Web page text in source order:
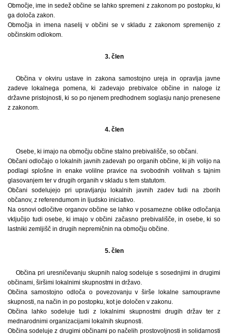
Območje, ime in sedež občine se lahko spremeni z zakonom po postopku, ki
ga določa zakon.
Območja in imena naselij v občini se v skladu z zakonom spremenijo z
občinskim odlokom.
3. člen
Občina v okviru ustave in zakona samostojno ureja in opravlja javne
zadeve lokalnega pomena, ki zadevajo prebivalce občine in naloge iz
državne pristojnosti, ki so po njenem predhodnem soglasju nanjo prenesene
z zakonom.
4. člen
Osebe, ki imajo na območju občine stalno prebivališče, so občani.
Občani odločajo o lokalnih javnih zadevah po organih občine, ki jih volijo na
podlagi splošne in enake volilne pravice na svobodnih volitvah s tajnim
glasovanjem ter v drugih organih v skladu s tem statutom.
Občani sodelujejo pri upravljanju lokalnih javnih zadev tudi na zborih
občanov, z referendumom in ljudsko iniciativo.
Na osnovi odločitve organov občine se lahko v posamezne oblike odločanja
vključijo tudi osebe, ki imajo v občini začasno prebivališče, in osebe, ki so
lastniki zemljišč in drugih nepremičnin na območju občine.
5. člen
Občina pri uresničevanju skupnih nalog sodeluje s sosednjimi in drugimi
občinami, širšimi lokalnimi skupnostmi in državo.
Občina samostojno odloča o povezovanju v širše lokalne samoupravne
skupnosti, na način in po postopku, kot je določen v zakonu.
Občina lahko sodeluje tudi z lokalnimi skupnostmi drugih držav ter z
mednarodnimi organizacijami lokalnih skupnosti.
Občina sodeluje z drugimi občinami po načelih prostovoljnosti in solidarnosti